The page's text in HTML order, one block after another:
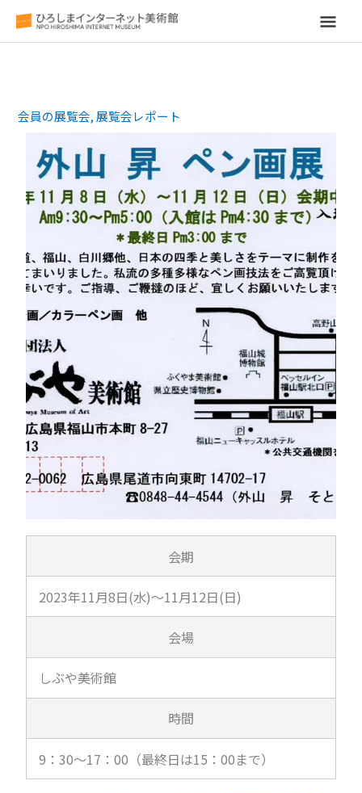
メ
ニ
ュ
会員の展覧会,展覧会レポート
会期
2023年11月8日(水)～11月12日(日)
会場
しぶや美術館
時間
9：30～17：00（最終日は15：00まで）